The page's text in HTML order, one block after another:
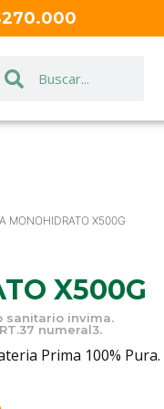
MONOHIDRATO X500G
X500G
sanitario invima.
numeral3.
Prima 100% Pura.